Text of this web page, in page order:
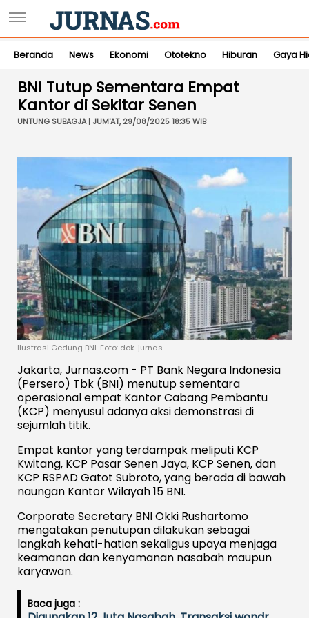
Beranda News Ekonomi Ototekno Hiburan Gaya
BNI Tutup Sementara Empat
Kantor di Sekitar Senen
UNTUNG SUBAGJA | JUM'AT, 29/08/2025 18:35 WIB
Ilustrasi Gedung BNI. Foto: dok. jurnas
Jakarta, Jurnas.com - PT Bank Negara Indonesia
(Persero) Tbk (BNI) menutup sementara
operasional empat Kantor Cabang Pembantu
(KCP) menyusul adanya aksi demonstrasi di
sejumlah titik.
Empat kantor yang terdampak meliputi KCP
Kwitang, KCP Pasar Senen Jaya, KCP Senen, dan
KCP RSPAD Gatot Subroto, yang berada di bawah
naungan Kantor Wilayah 15 BNI.
Corporate Secretary BNI Okki Rushartomo
mengatakan penutupan dilakukan sebagai
langkah kehati-hatian sekaligus upaya menjaga
keamanan dan kenyamanan nasabah maupun
karyawan.
Baca juga :